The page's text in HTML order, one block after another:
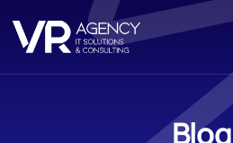
Blog